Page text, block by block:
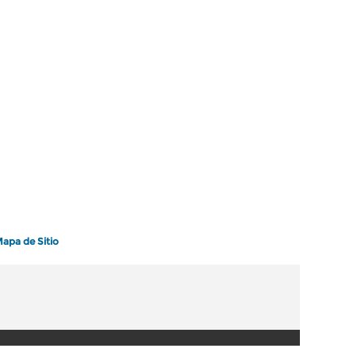
de Sitio